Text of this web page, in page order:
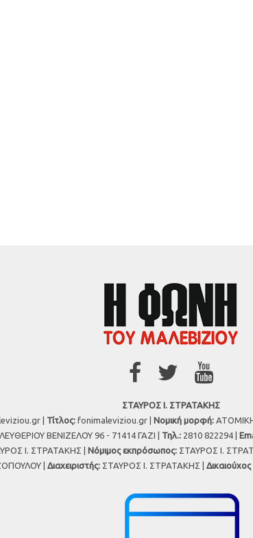
ΣΤΑΥΡΟΣ Ι. ΣΤΡΑΤΑΚΗΣ
| Τίτλος: fonimaleviziou.gr | Νομική μορφή:
ΒΕΝΙΖΕΛΟΥ 96 - 71414 ΓΑΖΙ | Τηλ.: 2810 822294 |
Ι. ΣΤΡΑΤΑΚΗΣ | Νόμιμος εκπρόσωπος: ΣΤΑΥΡΟΣ Ι.
| Διαχειριστής: ΣΤΑΥΡΟΣ Ι. ΣΤΡΑΤΑΚΗΣ |